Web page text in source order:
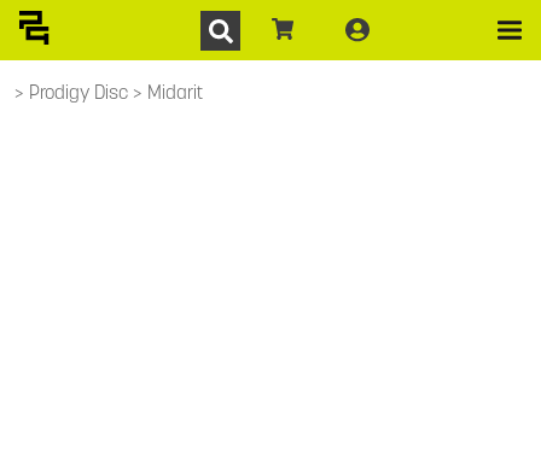
Prodigy Disc Midarit